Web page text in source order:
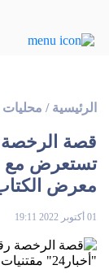
الرئيسية / محليات
قصة الرخصة
معرض
01 أكتوبر 2022 19:11